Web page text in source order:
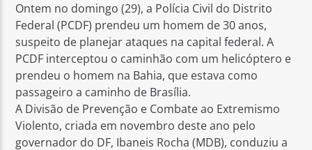
Ontem no domingo (29), a Polícia Civil do Distrito
Federal (PCDF) prendeu um homem de 30 anos,
suspeito de planejar ataques na capital federal. A
PCDF interceptou o caminhão com um helicóptero e
prendeu o homem na Bahia, que estava como
passageiro a caminho de Brasília.
A Divisão de Prevenção e Combate ao Extremismo
Violento, criada em novembro deste ano pelo
governador do DF, Ibaneis Rocha (MDB), conduziu a